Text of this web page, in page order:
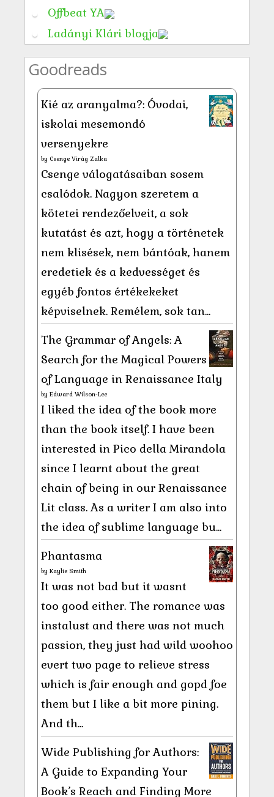
Offbeat YA
Ladányi Klári blogja
Goodreads
Kié az aranyalma?: Óvodai,
iskolai mesemondó
versenyekre
by Csenge Virág Zalka
Csenge válogatásaiban sosem
csalódok. Nagyon szeretem a
kötetei rendezőelveit, a sok
kutatást és azt, hogy a történetek
nem klisések, nem bántóak, hanem
eredetiek és a kedvességet és
egyéb fontos értékekeket
képviselnek. Remélem, sok tan...
The Grammar of Angels: A
Search for the Magical Powers
of Language in Renaissance Italy
by Edward Wilson-Lee
I liked the idea of the book more
than the book itself. I have been
interested in Pico della Mirandola
since I learnt about the great
chain of being in our Renaissance
Lit class. As a writer I am also into
the idea of sublime language bu...
Phantasma
by Kaylie Smith
It was not bad but it wasnt
too good either. The romance was
instalust and there was not much
passion, they just had wild woohoo
evert two page to relieve stress
which is fair enough and gopd foe
them but I like a bit more pining.
And th...
Wide Publishing for Authors:
A Guide to Expanding Your
Book’s Reach and Finding More